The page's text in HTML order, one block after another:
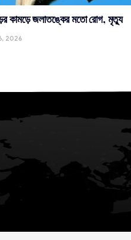
কামড়ে জলাতঙ্কের মতো রোগ, মৃত্যু
2026